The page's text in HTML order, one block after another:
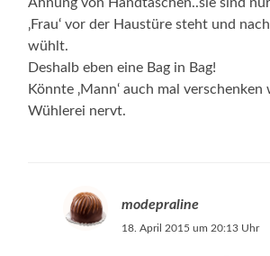
‚Frau‘ vor der Haustüre steht und
wühlt.
Deshalb eben eine Bag in Bag!
Könnte ‚Mann‘ auch mal verschenken
Wühlerei nervt.
modepraline
18. April 2015 um 20:13 Uhr